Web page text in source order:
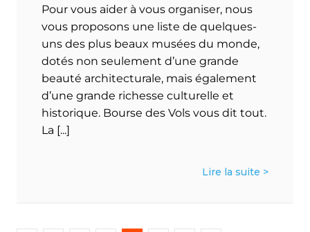
Pour vous aider à vous organiser, nous
vous proposons une liste de quelques-
uns des plus beaux musées du monde,
dotés non seulement d’une grande
beauté architecturale, mais également
d’une grande richesse culturelle et
historique. Bourse des Vols vous dit tout.
La [...]
Lire la suite >